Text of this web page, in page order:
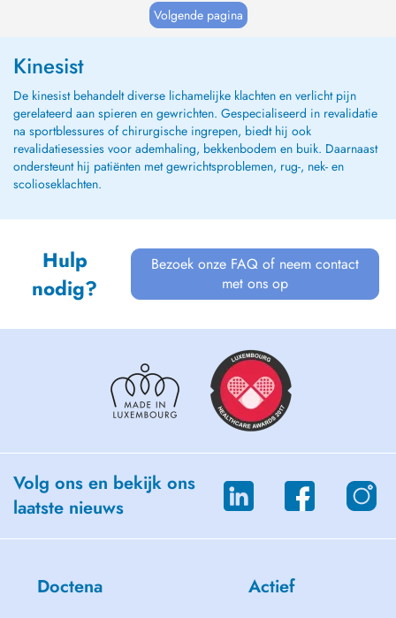
Volgende pagina
Kinesist
De kinesist behandelt diverse lichamelijke klachten en verlicht pijn
gerelateerd aan spieren en gewrichten. Gespecialiseerd in revalidatie
na sportblessures of chirurgische ingrepen, biedt hij ook
revalidatiesessies voor ademhaling, bekkenbodem en buik. Daarnaast
ondersteunt hij patiënten met gewrichtsproblemen, rug-, nek- en
scolioseklachten.
Hulp
nodig?
Bezoek onze FAQ of neem contact
met ons op
Volg ons en bekijk ons
laatste nieuws
Doctena Actief